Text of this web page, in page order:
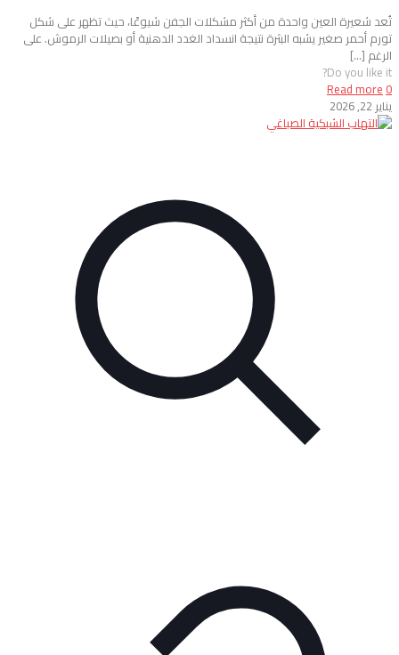
تُعد شعيرة العين واحدة من أكثر مشكلات الجفن شيوعًا، حيث تظهر على شكل
تورم أحمر صغير يشبه البثرة نتيجة انسداد الغدد الدهنية أو بصيلات الرموش. على
الرغم […]
Do you like it?
0
Read more
يناير 22, 2026